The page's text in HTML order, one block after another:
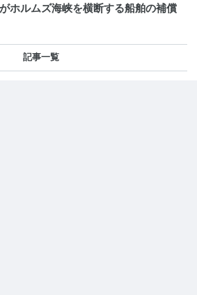
ホルムズ海峡を横断する船舶の補償
記事一覧